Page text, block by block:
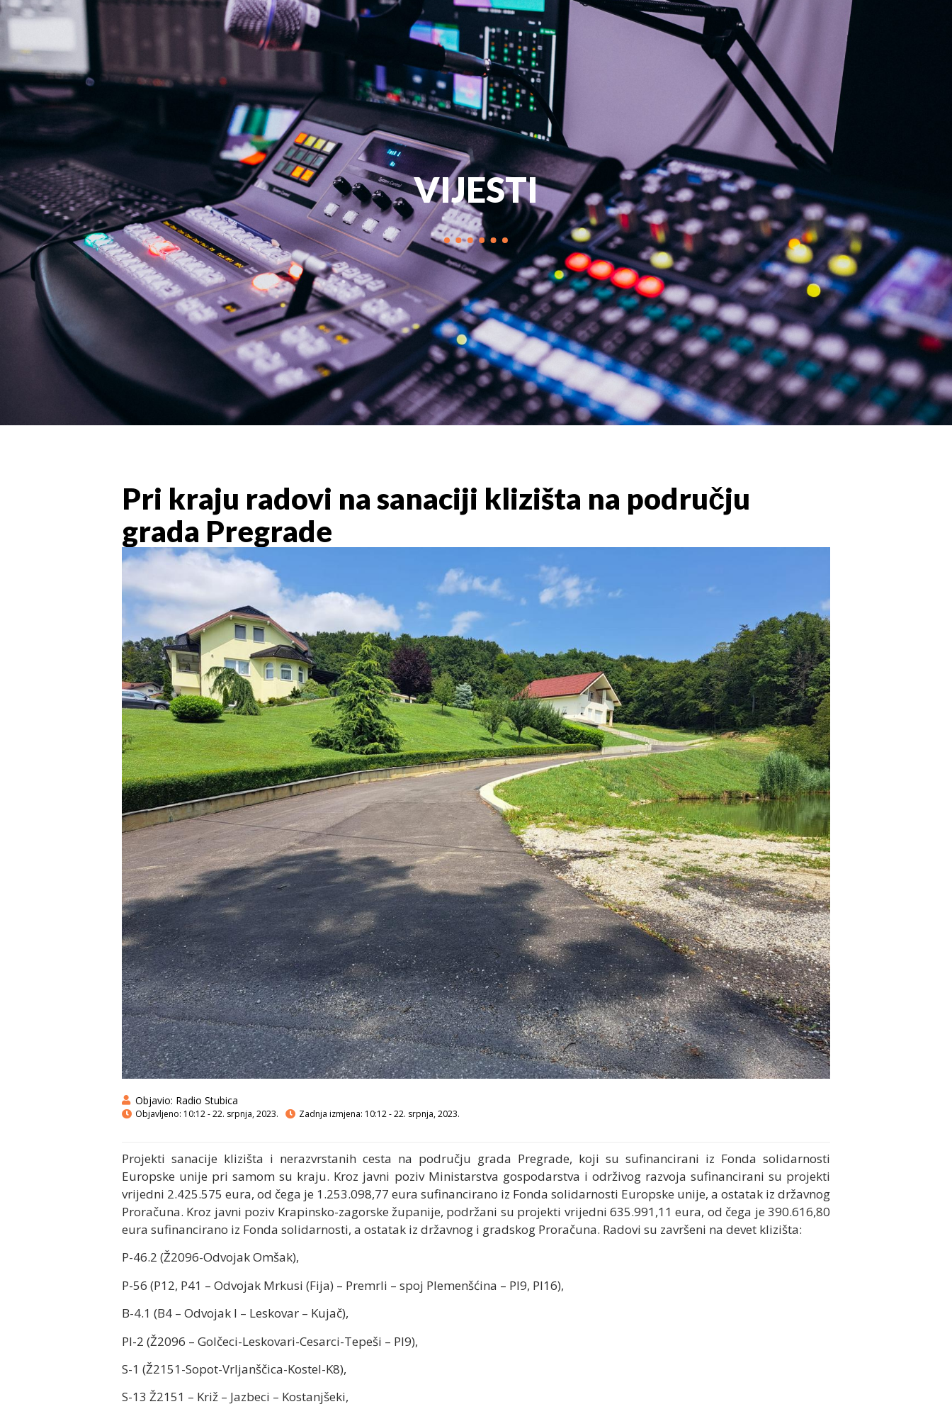
NASLOVNA VIJESTI PROGRAM MARKETING KONTAKT DOKUMENTI
VIJESTI
Pri kraju radovi na sanaciji klizišta na području
grada Pregrade
Objavio: Radio Stubica
Objavljeno: 10:12 - 22. srpnja, 2023. Zadnja izmjena: 10:12 - 22. srpnja, 2023.
Projekti sanacije klizišta i nerazvrstanih cesta na području grada Pregrade, koji su sufinancirani iz Fonda solidarnosti
Europske unije pri samom su kraju. Kroz javni poziv Ministarstva gospodarstva i održivog razvoja sufinancirani su projekti
vrijedni 2.425.575 eura, od čega je 1.253.098,77 eura sufinancirano iz Fonda solidarnosti Europske unije, a ostatak iz državnog
Proračuna. Kroz javni poziv Krapinsko-zagorske županije, podržani su projekti vrijedni 635.991,11 eura, od čega je 390.616,80
eura sufinancirano iz Fonda solidarnosti, a ostatak iz državnog i gradskog Proračuna. Radovi su završeni na devet klizišta:
P-46.2 (Ž2096-Odvojak Omšak),
P-56 (P12, P41 – Odvojak Mrkusi (Fija) – Premrli – spoj Plemenšćina – Pl9, Pl16),
B-4.1 (B4 – Odvojak I – Leskovar – Kujač),
Pl-2 (Ž2096 – Golčeci-Leskovari-Cesarci-Tepeši – Pl9),
S-1 (Ž2151-Sopot-Vrljanščica-Kostel-K8),
S-13 Ž2151 – Križ – Jazbeci – Kostanjšeki,